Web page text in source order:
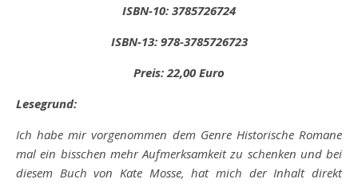
ISBN-10: 3785726724
ISBN-13: 978-3785726723
Preis: 22,00 Euro
Lesegrund:
Ich habe mir vorgenommen dem Genre Historische Romane
mal ein bisschen mehr Aufmerksamkeit zu schenken und bei
diesem Buch von Kate Mosse, hat mich der Inhalt direkt